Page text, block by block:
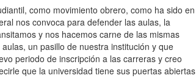
como movimiento obrero, como ha sido en
nos convoca para defender las aulas, la
y nos hacemos carne de las mismas
un pasillo de nuestra institución y que
periodo de inscripción a las carreras y creo
que la universidad tiene sus puertas abiertas